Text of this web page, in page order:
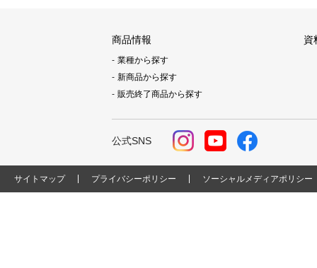
商品情報
業種から探す
新商品から探す
販売終了商品から探す
資
公式SNS
サイトマップ プライバシーポリシー ソーシャルメディアポリシー